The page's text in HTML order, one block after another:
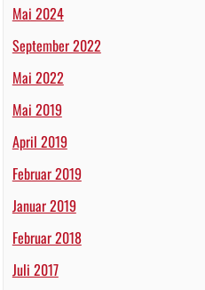
Mai 2024
September 2022
Mai 2022
Mai 2019
April 2019
Februar 2019
Januar 2019
Februar 2018
Juli 2017